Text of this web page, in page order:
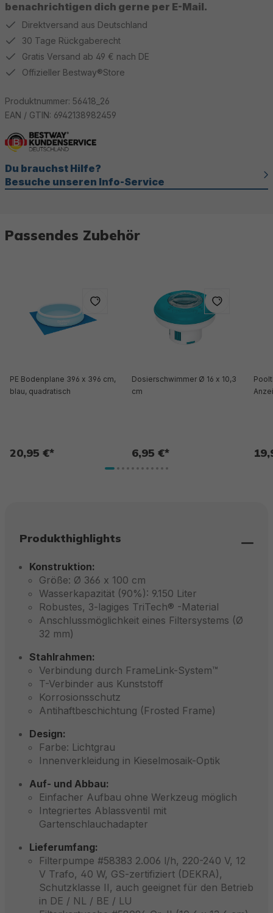
benachrichtigen dich gerne per E-Mail.
Direktversand aus Deutschland
30 Tage Rückgaberecht
Gratis Versand ab 49 € nach DE
Offizieller Bestway®Store
Produktnummer: 56418_26
EAN / GTIN: 6942138982459
Du brauchst Hilfe?
Besuche unseren Info-Service
Passendes Zubehör
PE Bodenplane 396 x 396 cm,
blau, quadratisch
20,95 €*
Dosierschwimmer Ø 16 x 10,3
cm
6,95 €*
Produkthighlights
Konstruktion:
Größe: Ø 366 x 100 cm
Wasserkapazität (90%): 9.150 Liter
Robustes, 3-lagiges TriTech® -Material
Anschlussmöglichkeit eines Filtersystems (Ø
32 mm)
Stahlrahmen:
Verbindung durch FrameLink-System™
T-Verbinder aus Kunststoff
Korrosionsschutz
Antihaftbeschichtung (Frosted Frame)
Design:
Farbe: Lichtgrau
Innenverkleidung in Kieselmosaik-Optik
Auf- und Abbau:
Einfacher Aufbau ohne Werkzeug möglich
Integriertes Ablassventil mit
Gartenschlauchadapter
Lieferumfang:
Filterpumpe #58383 2.006 l/h, 220-240 V, 12
V Trafo, 40 W, GS-zertifiziert (DEKRA),
Schutzklasse II, auch geeignet für den Betrieb
in DE / NL / BE / LU